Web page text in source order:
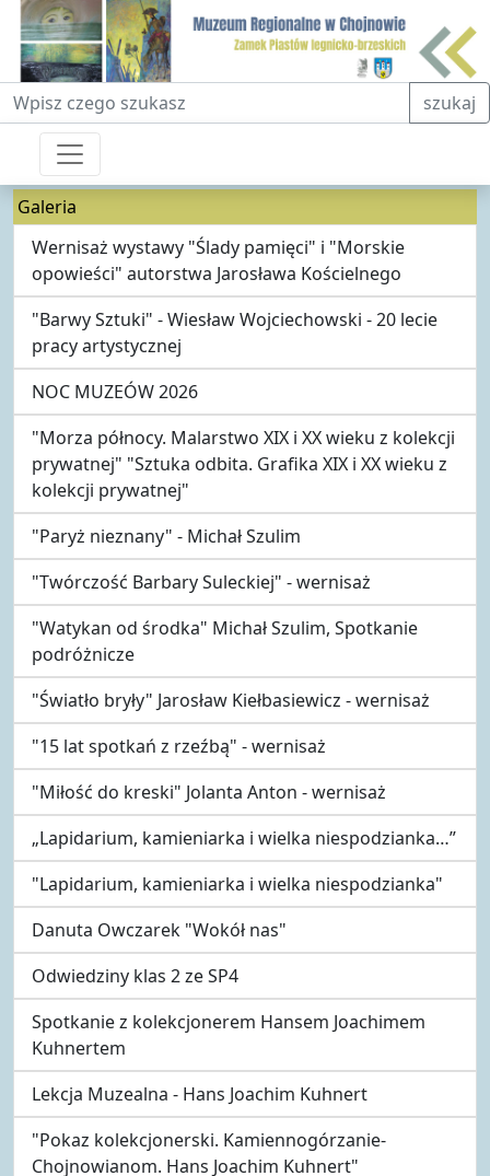
Fraza do wyszukiwania szukaj
Galeria
Wernisaż wystawy "Ślady pamięci" i "Morskie
opowieści" autorstwa Jarosława Kościelnego
"Barwy Sztuki" - Wiesław Wojciechowski - 20 lecie
pracy artystycznej
NOC MUZEÓW 2026
"Morza północy. Malarstwo XIX i XX wieku z kolekcji
prywatnej" "Sztuka odbita. Grafika XIX i XX wieku z
kolekcji prywatnej"
"Paryż nieznany" - Michał Szulim
"Twórczość Barbary Suleckiej" - wernisaż
"Watykan od środka" Michał Szulim, Spotkanie
podróżnicze
"Światło bryły" Jarosław Kiełbasiewicz - wernisaż
"15 lat spotkań z rzeźbą" - wernisaż
"Miłość do kreski" Jolanta Anton - wernisaż
„Lapidarium, kamieniarka i wielka niespodzianka…”
"Lapidarium, kamieniarka i wielka niespodzianka"
Danuta Owczarek "Wokół nas"
Odwiedziny klas 2 ze SP4
Spotkanie z kolekcjonerem Hansem Joachimem
Kuhnertem
Lekcja Muzealna - Hans Joachim Kuhnert
"Pokaz kolekcjonerski. Kamiennogórzanie-
Chojnowianom. Hans Joachim Kuhnert"